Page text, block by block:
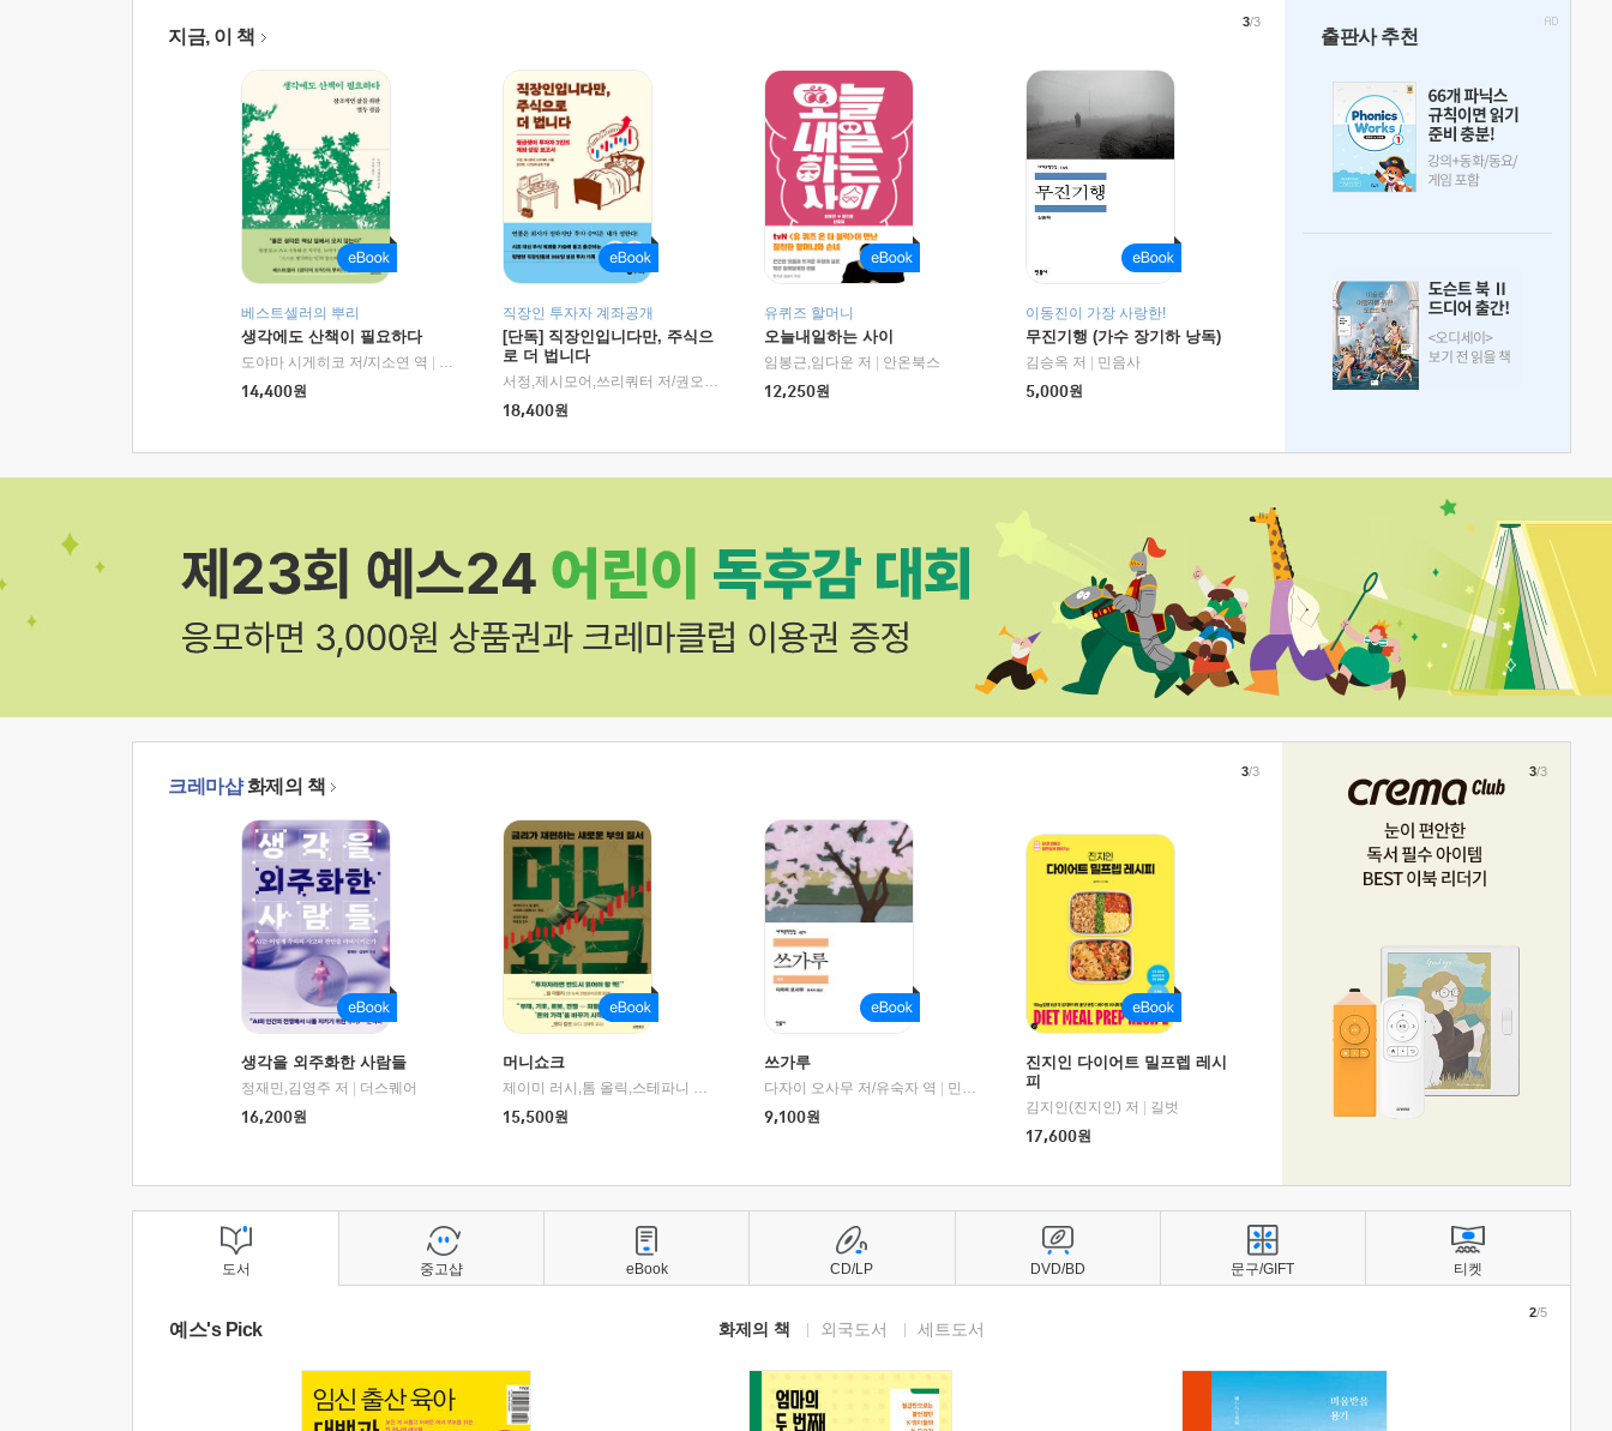
지금, 이 책
베스트셀러의 뿌리
생각에도 산책이 필요하다
도야마 시게히코 저/지소연 역
알에이치코리아(RHK)
14,400원
직장인 투자자 계좌공개
[단독] 직장인입니다만, 주식으
로 더 법니다
서정,제시모어,쓰리쿼터 저/권오태,시그널리포트 편
18,400원
유퀴즈 할머니
오늘내일하는 사이
임봉근,임다운 저
안온북스
12,250원
이동진이 가장 사랑한!
무진기행 (가수 장기하 낭독)
김승옥 저
민음사
5,000원
3/3
출판사 추천
크레마샵화제의 책
생각을 외주화한 사람들
정재민,김영주 저
더스퀘어
16,200원
머니쇼크
제이미 러시,톰 올릭,스테파니 플랜더스 편저/임경은 역/박정호 감수 |
교보문고
15,500원
쓰가루
다자이 오사무 저/유숙자 역
민음사
9,100원
진지인 다이어트 밀프렙 레시
피
김지인(진지인) 저
길벗
17,600원
3/3 3/3
도서
예스's Pick 화제의 책 외국도서 세트도서
2/5
중고샵 eBook CD/LP DVD/BD 문구/GIFT 티켓